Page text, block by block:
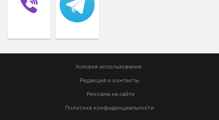
Условия использования
Редакция и контакты
Реклама на сайте
Политика конфиденциальности